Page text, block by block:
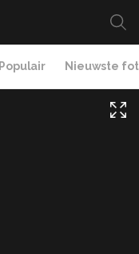
Populair Nieuwste